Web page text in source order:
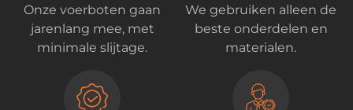
Onze voerboten gaan
jarenlang mee, met
minimale slijtage.
We gebruiken alleen de
beste onderdelen en
materialen.